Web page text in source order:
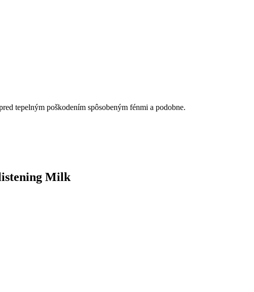
tepelným poškodením spôsobeným fénmi a podobne.
Milk